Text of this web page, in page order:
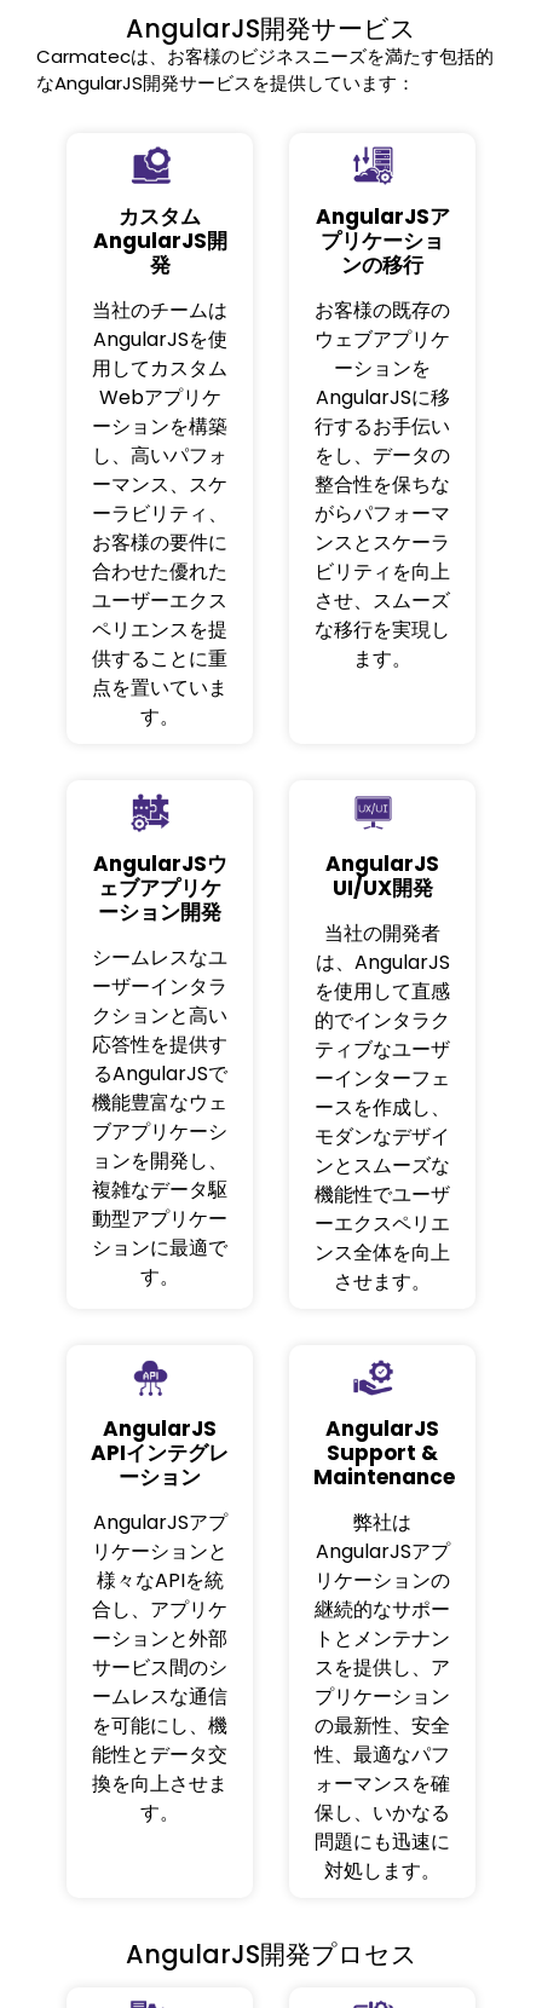
AngularJS開発サービス
Carmatecは、お客様のビジネスニーズを満たす包括的
なAngularJS開発サービスを提供しています：
カスタム
AngularJS開
発
当社のチームは
AngularJSを使
用してカスタム
Webアプリケ
ーションを構築
し、高いパフォ
ーマンス、スケ
ーラビリティ、
お客様の要件に
合わせた優れた
ユーザーエクス
ペリエンスを提
供することに重
点を置いていま
す。
AngularJSア
プリケーショ
ンの移行
お客様の既存の
ウェブアプリケ
ーションを
AngularJSに移
行するお手伝い
をし、データの
整合性を保ちな
がらパフォーマ
ンスとスケーラ
ビリティを向上
させ、スムーズ
な移行を実現し
ます。
AngularJSウ
ェブアプリケ
ーション開発
シームレスなユ
ーザーインタラ
クションと高い
応答性を提供す
るAngularJSで
機能豊富なウェ
ブアプリケーシ
ョンを開発し、
複雑なデータ駆
動型アプリケー
ションに最適で
す。
AngularJS
UI/UX開発
当社の開発者
は、AngularJS
を使用して直感
的でインタラク
ティブなユーザ
ーインターフェ
ースを作成し、
モダンなデザイ
ンとスムーズな
機能性でユーザ
ーエクスペリエ
ンス全体を向上
させます。
AngularJS
APIインテグレ
ーション
AngularJSアプ
リケーションと
様々なAPIを統
合し、アプリケ
ーションと外部
サービス間のシ
ームレスな通信
を可能にし、機
能性とデータ交
換を向上させま
す。
AngularJS
Support &
Maintenance
弊社は
AngularJSアプ
リケーションの
継続的なサポー
トとメンテナン
スを提供し、ア
プリケーション
の最新性、安全
性、最適なパフ
ォーマンスを確
保し、いかなる
問題にも迅速に
対処します。
AngularJS開発プロセス